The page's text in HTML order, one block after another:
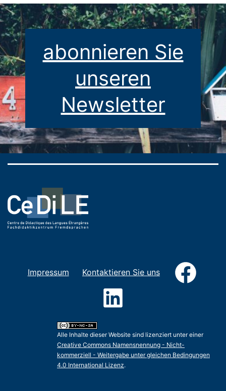
abonnieren Sie
unseren
Newsletter
Impressum Kontaktieren Sie uns
Alle Inhalte dieser Website sind lizenziert unter einer
Creative Commons Namensnennung - Nicht-
kommerziell - Weitergabe unter gleichen Bedingungen
4.0 International Lizenz.